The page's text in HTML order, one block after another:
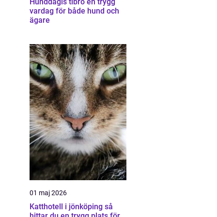
vardag för både hund och
ägare
01 maj 2026
Katthotell i jönköping så